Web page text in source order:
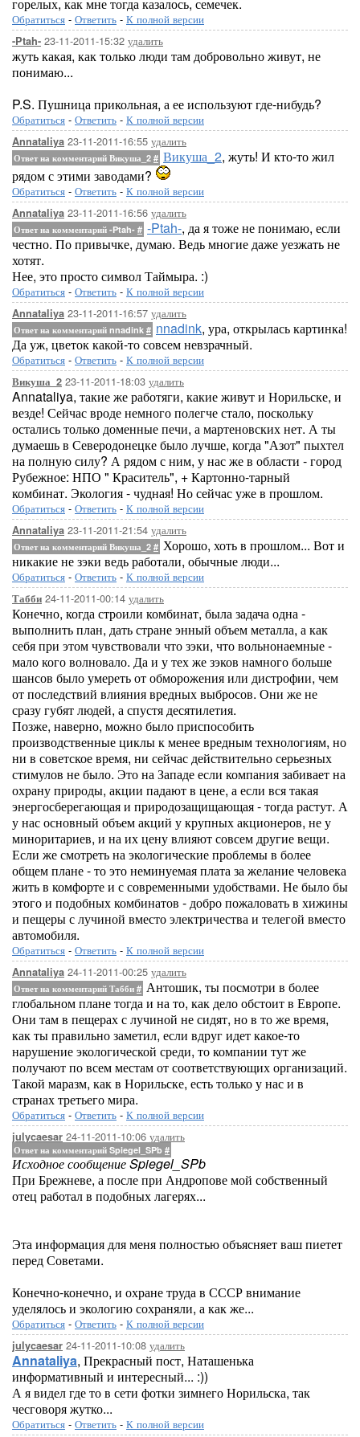
Обратиться - Ответить - К полной версии
-Ptah- 23-11-2011-15:32 удалить
жуть какая, как только люди там добровольно живут, не
понимаю...
P.S. Пушница прикольная, а ее используют где-нибудь?
Обратиться - Ответить - К полной версии
Annataliya 23-11-2011-16:55 удалить
Ответ на комментарий Викуша_2 # Викуша_2, жуть! И кто-то жил
рядом с этими заводами?
Обратиться - Ответить - К полной версии
Annataliya 23-11-2011-16:56 удалить
Ответ на комментарий -Ptah- # -Ptah-, да я тоже не понимаю, если
честно. По привычке, думаю. Ведь многие даже уезжать не
хотят.
Нее, это просто символ Таймыра. :)
Обратиться - Ответить - К полной версии
Annataliya 23-11-2011-16:57 удалить
Ответ на комментарий nnadink # nnadink, ура, открылась картинка!
Да уж, цветок какой-то совсем невзрачный.
Обратиться - Ответить - К полной версии
Викуша_2 23-11-2011-18:03 удалить
Annataliya, такие же работяги, какие живут и Норильске, и
везде! Сейчас вроде немного полегче стало, поскольку
остались только доменные печи, а мартеновских нет. А ты
думаешь в Северодонецке было лучше, когда "Азот" пыхтел
на полную силу? А рядом с ним, у нас же в области - город
Рубежное: НПО " Краситель", + Картонно-тарный
комбинат. Экология - чудная! Но сейчас уже в прошлом.
Обратиться - Ответить - К полной версии
Annataliya 23-11-2011-21:54 удалить
Ответ на комментарий Викуша_2 # Хорошо, хоть в прошлом... Вот и
никакие не зэки ведь работали, обычные люди...
Обратиться - Ответить - К полной версии
Табби 24-11-2011-00:14 удалить
Конечно, когда строили комбинат, была задача одна -
выполнить план, дать стране энный объем металла, а как
себя при этом чувствовали что зэки, что вольнонаемные -
мало кого волновало. Да и у тех же зэков намного больше
шансов было умереть от обморожения или дистрофии, чем
от последствий влияния вредных выбросов. Они же не
сразу губят людей, а спустя десятилетия.
Позже, наверно, можно было приспособить
производственные циклы к менее вредным технологиям, но
ни в советское время, ни сейчас действительно серьезных
стимулов не было. Это на Западе если компания забивает на
охрану природы, акции падают в цене, а если вся такая
энергосберегающая и природозащищающая - тогда растут. А
у нас основный объем акций у крупных акционеров, не у
миноритариев, и на их цену влияют совсем другие вещи.
Если же смотреть на экологические проблемы в более
общем плане - то это неминуемая плата за желание человека
жить в комфорте и с современными удобствами. Не было бы
этого и подобных комбинатов - добро пожаловать в хижины
и пещеры с лучиной вместо электричества и телегой вместо
автомобиля.
Обратиться - Ответить - К полной версии
Annataliya 24-11-2011-00:25 удалить
Ответ на комментарий Табби # Антошик, ты посмотри в более
глобальном плане тогда и на то, как дело обстоит в Европе.
Они там в пещерах с лучиной не сидят, но в то же время,
как ты правильно заметил, если вдруг идет какое-то
нарушение экологической среди, то компании тут же
получают по всем местам от соответствующих организаций.
Такой маразм, как в Норильске, есть только у нас и в
странах третьего мира.
Обратиться - Ответить - К полной версии
julycaesar 24-11-2011-10:06 удалить
Ответ на комментарий Spiegel_SPb #
Исходное сообщение Spiegel_SPb
При Брежневе, а после при Андропове мой собственный
отец работал в подобных лагерях...
Эта информация для меня полностью объясняет ваш пиетет
перед Советами.
Конечно-конечно, и охране труда в СССР внимание
уделялось и экологию сохраняли, а как же...
Обратиться - Ответить - К полной версии
julycaesar 24-11-2011-10:08 удалить
Annataliya, Прекрасный пост, Наташенька
информативный и интересный... :))
А я видел где то в сети фотки зимнего Норильска, так
чесговоря жутко...
Обратиться - Ответить - К полной версии